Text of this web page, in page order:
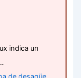
indica un